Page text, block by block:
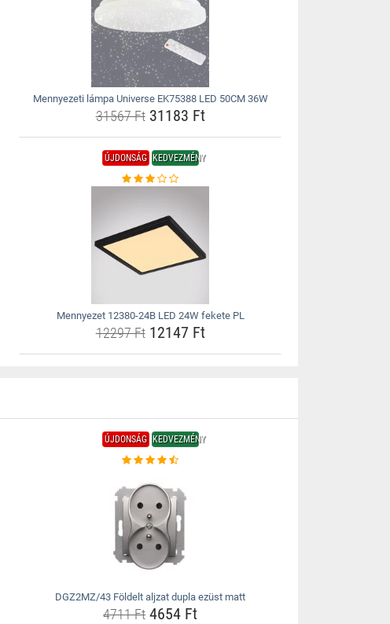
Mennyezeti lámpa Universe EK75388 LED 50CM 36W
31567 Ft31183 Ft
ÚJDONSÁG KEDVEZMÉNY
Mennyezet 12380-24B LED 24W fekete PL
12297 Ft12147 Ft
ÚJDONSÁG KEDVEZMÉNY
DGZ2MZ/43 Földelt aljzat dupla ezüst matt
4711 Ft 4654 Ft